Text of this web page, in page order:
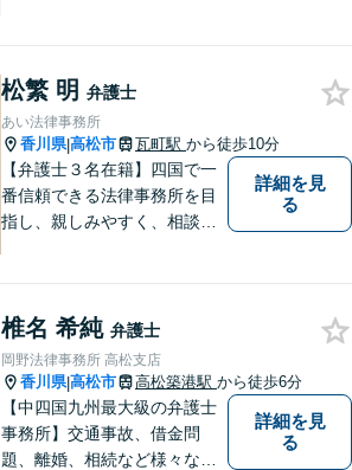
扱うほか、一般民事事件も取
り扱っております。
松繁 明 弁護士
あい法律事務所
香川県|高松市 瓦町駅 から徒歩10分
【弁護士３名在籍】四国で一
番信頼できる法律事務所を目
指し、親しみやすく、相談し
詳細を見
る
椎名 希純 弁護士
岡野法律事務所 高松支店
香川県|高松市 高松築港駅 から徒歩6分
【中四国九州最大級の弁護士
事務所】交通事故、借金問
題、離婚、相続など様々な問
詳細を見
る